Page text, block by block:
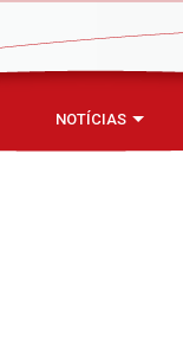
NOTÍCIAS